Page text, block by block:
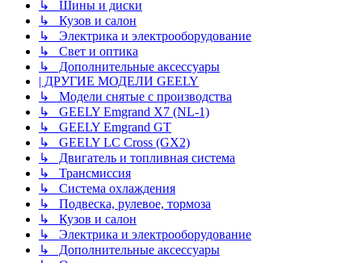
↳ Шины и диски
↳ Кузов и салон
↳ Электрика и электрооборудование
↳ Свет и оптика
↳ Дополнительные аксессуары
| ДРУГИЕ МОДЕЛИ GEELY
↳ Модели снятые с производства
↳ GEELY Emgrand X7 (NL-1)
↳ GEELY Emgrand GT
↳ GEELY LC Cross (GX2)
↳ Двигатель и топливная система
↳ Трансмиссия
↳ Система охлаждения
↳ Подвеска, рулевое, тормоза
↳ Кузов и салон
↳ Электрика и электрооборудование
↳ Дополнительные аксессуары